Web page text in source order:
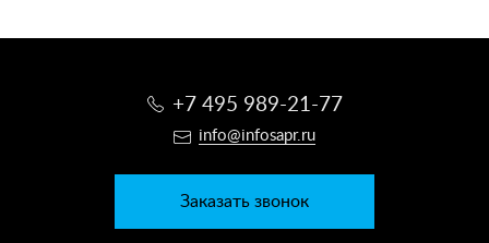
+7 495 989-21-77
info@infosapr.ru
Заказать звонок